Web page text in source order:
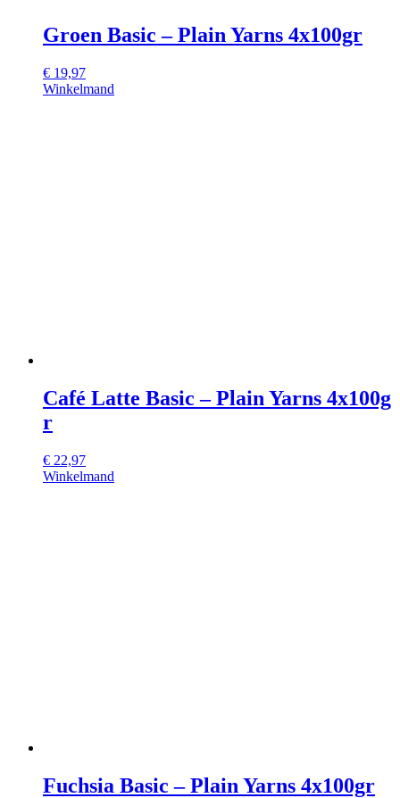
Groen Basic – Plain Yarns 4x100gr
€ 19,97
Winkelmand
Café Latte Basic – Plain Yarns 4x100g
r
€ 22,97
Winkelmand
Fuchsia Basic – Plain Yarns 4x100gr